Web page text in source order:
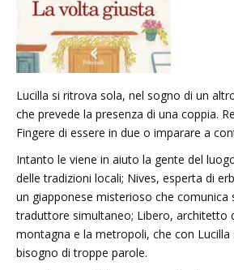
Lucilla si ritrova sola, nel sogno di un
che prevede la presenza di una coppia.
Fingere di essere in due o imparare a
Intanto le viene in aiuto la gente del
delle tradizioni locali; Nives, esperta di
un giapponese misterioso che comunica
traduttore simultaneo; Libero, architetto
montagna e la metropoli, che con Lucilla
bisogno di troppe parole.